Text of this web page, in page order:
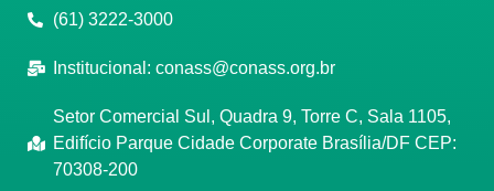
(61) 3222-3000
Institucional: conass@conass.org.br
Setor Comercial Sul, Quadra 9, Torre C, Sala 1105,
Edifício Parque Cidade Corporate Brasília/DF CEP:
70308-200